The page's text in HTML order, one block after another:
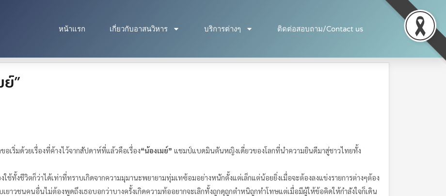
หน้าแรก เกี่ยวกับอาสนวิหาร บริการต่างๆ ติดต่อสอบถาม/Contact us
”
เริ่มด้วยเรื่องที่ค้างไว้จากสัปดาห์ที่แล้วคือเรื่อง“น้องเมย์” แชมป์แบดมินตันหญิงเดี่ยวของโลกที่นำความยินดีมาสู่ชาวไทยทั้ง
ใช้ทั้งชีวิตก็ว่าได้เท่าที่ทราบเกิดจากความมุมานะพยายามทุ่มเทซ้อมอย่างหนักตั้งแต่เล็กแต่น้อยยิ่งเมื่อจะต้องลงแข่งรายการต่างๆต้อง
าวชนคนอื่นไม่ต้องพูดถึงเธอบอกว่าบางครั้งเกิดความท้ออยากจะเลิกทั้งถูกดุถูกตำหนิถูกทำโทษแต่เมื่อมีผู้ให้ข้อคิดให้กำลังใจก็เดิน